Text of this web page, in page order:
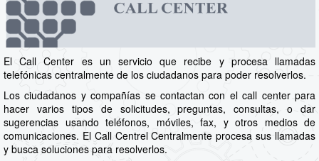
El Call Center es un servicio que recibe y procesa llamadas
telefónicas centralmente de los ciudadanos para poder resolverlos.
Los ciudadanos y compañías se contactan con el call center para
hacer varios tipos de solicitudes, preguntas, consultas, o dar
sugerencias usando teléfonos, móviles, fax, y otros medios de
comunicaciones. El Call Centrel Centralmente procesa sus llamadas
y busca soluciones para resolverlos.